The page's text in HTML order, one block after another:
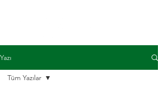
Yazı
Tüm Yazılar